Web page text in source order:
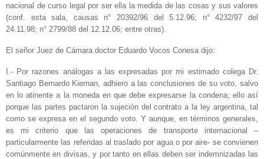
nacional de curso legal por ser ella la medida de las cosas y sus valores
(conf. esta sala, causas n° 20392/96 del 5.12.96; n° 4232/97 del
24.11.98; n° 2799/88 del 12.12.06; entre otras).
El señor Juez de Cámara doctor Eduardo Vocos Conesa dijo:
I.- Por razones análogas a las expresadas por mi estimado colega Dr.
Santiago Bernardo Kiernan, adhiero a las conclusiones de su voto, salvo
en lo atinente a la moneda en que debe expresarse la condena; ello así
porque las partes pactaron la sujeción del contrato a la ley argentina, tal
como se expresa en el segundo voto. Y aunque, en términos generales,
es mi criterio que las operaciones de transporte internacional –
particularmente las referidas al traslado por agua o por aire- se convienen
comúnmente en divisas, y por tanto en ellas deben ser indemnizadas las